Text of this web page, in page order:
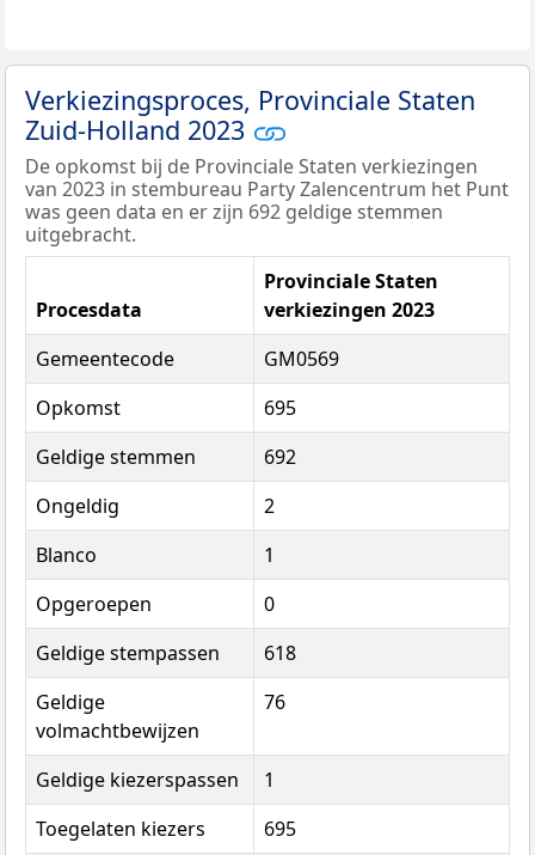
Verkiezingsproces, Provinciale Staten
Zuid-Holland 2023
De opkomst bij de Provinciale Staten verkiezingen
van 2023 in stembureau Party Zalencentrum het Punt
was geen data en er zijn 692 geldige stemmen
uitgebracht.
Procesdata
Provinciale Staten
verkiezingen 2023
Gemeentecode
GM0569
Opkomst
695
Geldige stemmen
692
Ongeldig
2
Blanco
1
Opgeroepen
0
Geldige stempassen
618
Geldige
volmachtbewijzen
76
Geldige kiezerspassen
1
Toegelaten kiezers
695